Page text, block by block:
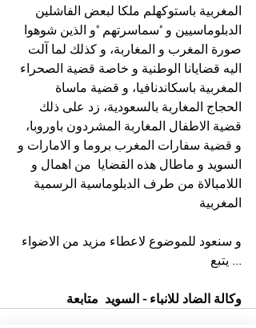
المغربية باستوكهلم ملكا لبعض الفاشلين
الدبلوماسيين و "سماسرتهم "و الذين شوهوا
صورة المغرب و المغاربة، و كذلك لما آلت
اليه قضايانا الوطنية و خاصة قضية الصحراء
المغربية باسكاندنافيا، و قضية ماساة
الحجاج المغاربة بالسعودية، زد على ذلك
قضية الاطفال المغاربة المشردون باوروبا،
و قضية سفارات المغرب بروما و الامارات و
السويد و ماطال هذه القضايا  من اهمال و
اللامبالاة من طرف الدبلوماسية الرسمية
المغربية
و سنعود للموضوع لاعطاء مزيد من الاضواء
... يتبع
وكالة الضاد للانباء - السويد  متابعة